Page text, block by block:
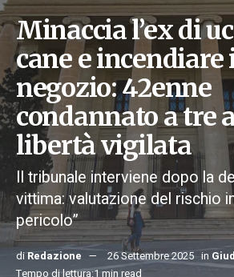
Minaccia l’ex di
cane e incendiare
negozio: 42enne
condannato a tre
libertà vigilata
Il tribunale interviene dopo la
vittima: valutazione del rischio
pericolo”
diRedazione 26 Settembre 2025 in
Tempo di lettura:1 min read